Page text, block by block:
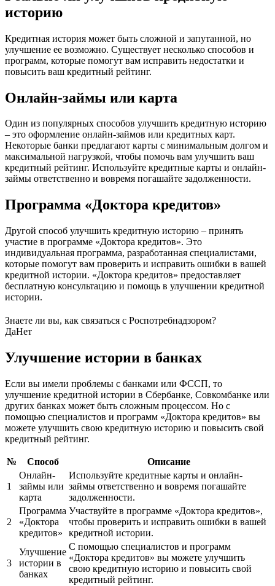
историю
Кредитная история может быть сложной и запутанной, но
улучшение ее возможно. Существует несколько способов и
программ, которые помогут вам исправить недостатки и
повысить ваш кредитный рейтинг.
Онлайн-займы или карта
Один из популярных способов улучшить кредитную историю
– это оформление онлайн-займов или кредитных карт.
Некоторые банки предлагают карты с минимальным долгом и
максимальной нагрузкой, чтобы помочь вам улучшить ваш
кредитный рейтинг. Используйте кредитные карты и онлайн-
займы ответственно и вовремя погашайте задолженности.
Программа «Доктора кредитов»
Другой способ улучшить кредитную историю – принять
участие в программе «Доктора кредитов». Это
индивидуальная программа, разработанная специалистами,
которые помогут вам проверить и исправить ошибки в вашей
кредитной истории. «Доктора кредитов» предоставляет
бесплатную консультацию и помощь в улучшении кредитной
истории.
Знаете ли вы, как связаться с Роспотребнадзором?
ДаНет
Улучшение истории в банках
Если вы имели проблемы с банками или ФССП, то
улучшение кредитной истории в Сбербанке, Совкомбанке или
других банках может быть сложным процессом. Но с
помощью специалистов и программ «Доктора кредитов» вы
можете улучшить свою кредитную историю и повысить свой
кредитный рейтинг.
№ Способ Описание
1
Онлайн-
займы или
карта
Используйте кредитные карты и онлайн-
займы ответственно и вовремя погашайте
задолженности.
2
Программа
«Доктора
кредитов»
Участвуйте в программе «Доктора кредитов»,
чтобы проверить и исправить ошибки в вашей
кредитной истории.
3
Улучшение
истории в
банках
С помощью специалистов и программ
«Доктора кредитов» вы можете улучшить
свою кредитную историю и повысить свой
кредитный рейтинг.